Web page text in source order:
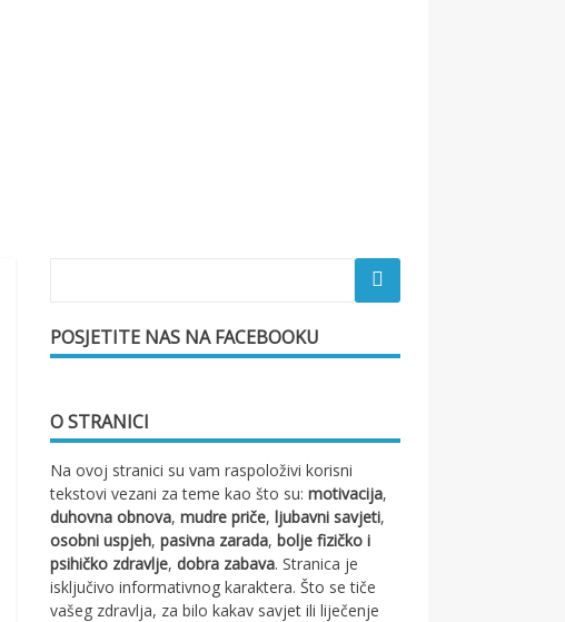
POSJETITE NAS NA FACEBOOKU
O STRANICI
Na ovoj stranici su vam raspoloživi korisni
tekstovi vezani za teme kao što su:motivacija,
duhovna obnova,mudre priče,ljubavni savjeti,
osobni uspjeh,pasivna zarada,bolje fizičko i
psihičko zdravlje,dobra zabava. Stranica je
isključivo informativnog karaktera. Što se tiče
vašeg zdravlja, za bilo kakav savjet ili liječenje